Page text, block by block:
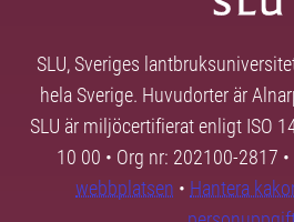
SLU, Sveriges
hela Sverige. Huvudorter är
SLU är miljöcertifierat enligt ISO
10 00 • Org nr: 202100-2817 •
webbplatsen • Hantera